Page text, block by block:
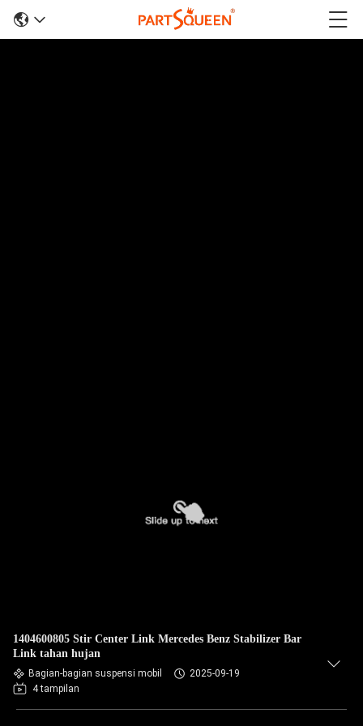
1404600805 Stir Center Link Mercedes Benz Stabilizer Bar
Link tahan hujan
Bagian-bagian suspensi mobil
2025-09-19
4 tampilan